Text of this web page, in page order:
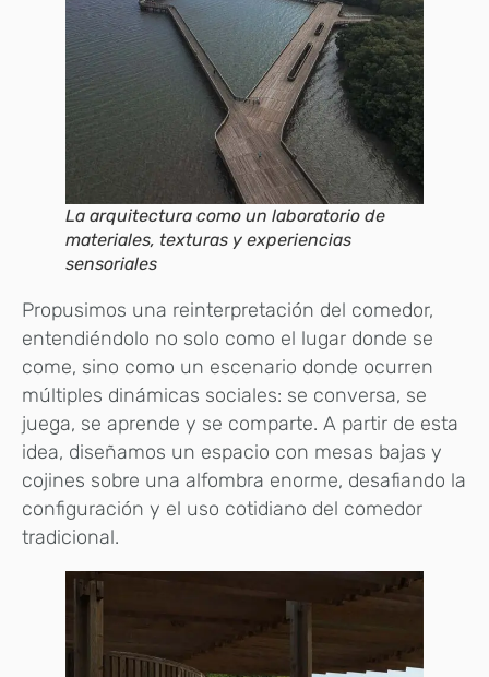
La arquitectura como un laboratorio de
materiales, texturas y experiencias
sensoriales
Propusimos una reinterpretación del comedor,
entendiéndolo no solo como el lugar donde se
come, sino como un escenario donde ocurren
múltiples dinámicas sociales: se conversa, se
juega, se aprende y se comparte. A partir de esta
idea, diseñamos un espacio con mesas bajas y
cojines sobre una alfombra enorme, desafiando la
configuración y el uso cotidiano del comedor
tradicional.